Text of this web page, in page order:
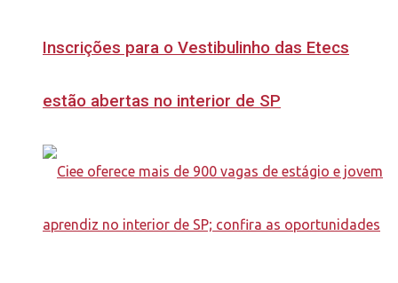
Inscrições para o Vestibulinho das Etecs
estão abertas no interior de SP